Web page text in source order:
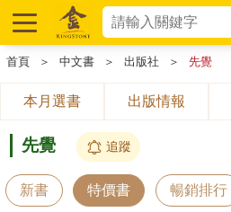
首頁 ＞ 中文書 ＞ 出版社 ＞ 先覺
本月選書 出版情報
先覺 追蹤
新書 特價書 暢銷排行